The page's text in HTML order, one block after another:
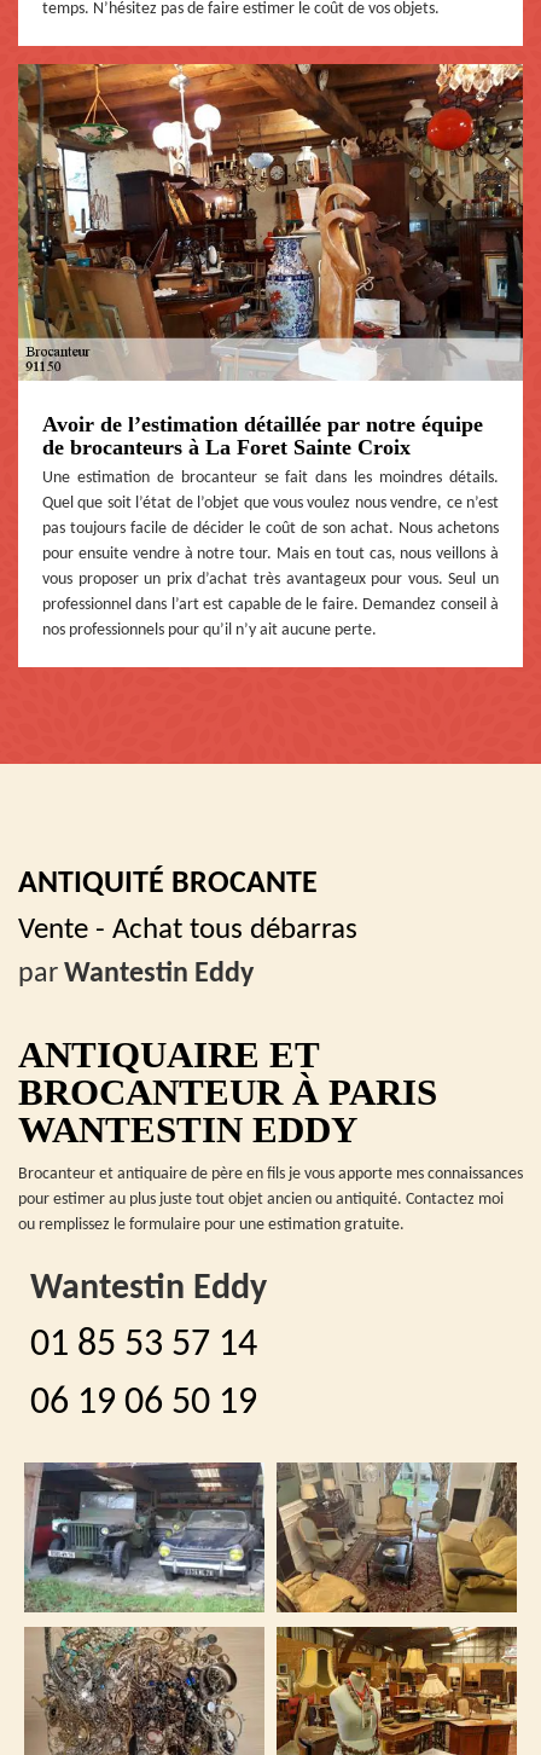
temps. N’hésitez pas de faire estimer le coût de vos objets.
Avoir de l’estimation détaillée par notre équipe
de brocanteurs à La Foret Sainte Croix
Une estimation de brocanteur se fait dans les moindres détails.
Quel que soit l’état de l’objet que vous voulez nous vendre, ce n’est
pas toujours facile de décider le coût de son achat. Nous achetons
pour ensuite vendre à notre tour. Mais en tout cas, nous veillons à
vous proposer un prix d’achat très avantageux pour vous. Seul un
professionnel dans l’art est capable de le faire. Demandez conseil à
nos professionnels pour qu’il n’y ait aucune perte.
ANTIQUITÉ BROCANTE
Vente - Achat tous débarras
par Wantestin Eddy
ANTIQUAIRE ET
BROCANTEUR À PARIS
WANTESTIN EDDY
Brocanteur et antiquaire de père en fils je vous apporte mes connaissances
pour estimer au plus juste tout objet ancien ou antiquité. Contactez moi
ou remplissez le formulaire pour une estimation gratuite.
Wantestin Eddy
01 85 53 57 14
06 19 06 50 19